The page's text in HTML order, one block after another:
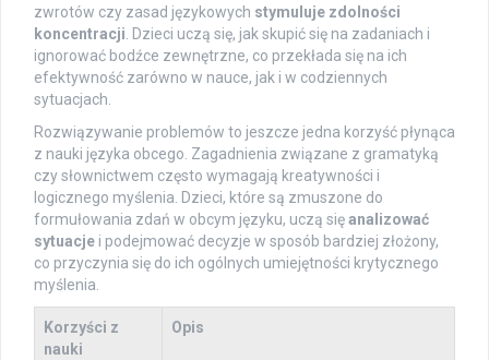
zwrotów czy zasad językowych stymuluje zdolności
koncentracji . Dzieci uczą się, jak skupić się na zadaniach i
ignorować bodźce zewnętrzne, co przekłada się na ich
efektywność zarówno w nauce, jak i w codziennych
sytuacjach.
Rozwiązywanie problemów to jeszcze jedna korzyść płynąca
z nauki języka obcego. Zagadnienia związane z gramatyką
czy słownictwem często wymagają kreatywności i
logicznego myślenia. Dzieci, które są zmuszone do
formułowania zdań w obcym języku, uczą sięanalizować
sytuacje i podejmować decyzje w sposób bardziej złożony,
co przyczynia się do ich ogólnych umiejętności krytycznego
myślenia.
Korzyści z
nauki
Opis